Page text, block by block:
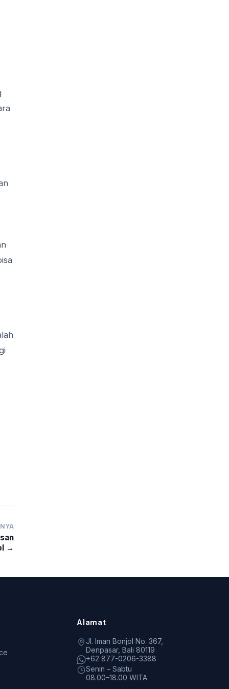
→
Alamat
Jl. Iman Bonjol No. 367,
Denpasar, Bali 80119
+62 877-0206-3388
Senin – Sabtu
08.00–18.00 WITA